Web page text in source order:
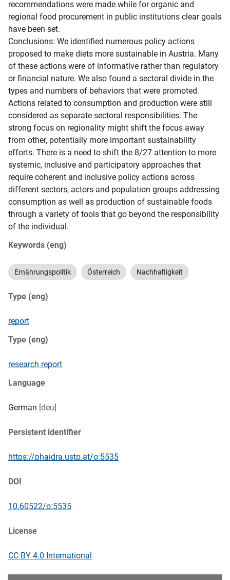
recommendations were made while for organic and
regional food procurement in public institutions clear goals
have been set.
Conclusions: We identified numerous policy actions
proposed to make diets more sustainable in Austria. Many
of these actions were of informative rather than regulatory
or financial nature. We also found a sectoral divide in the
types and numbers of behaviors that were promoted.
Actions related to consumption and production were still
considered as separate sectoral responsibilities. The
strong focus on regionality might shift the focus away
from other, potentially more important sustainability
efforts. There is a need to shift the 8/27 attention to more
systemic, inclusive and participatory approaches that
require coherent and inclusive policy actions across
different sectors, actors and population groups addressing
consumption as well as production of sustainable foods
through a variety of tools that go beyond the responsibility
of the individual.
Keywords (eng)
Ernährungspolitik Österreich Nachhaltigkeit
Type (eng)
report
Type (eng)
research report
Language
German [deu]
Persistent identifier
https://phaidra.ustp.at/o:5535
DOI
10.60522/o:5535
License
CC BY 4.0 International